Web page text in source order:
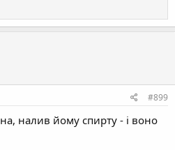
#899
налив йому спирту - і воно